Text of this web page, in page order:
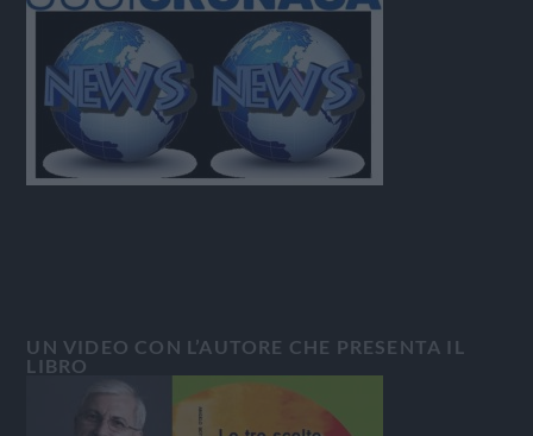
UN VIDEO CON L’AUTORE CHE PRESENTA IL
LIBRO